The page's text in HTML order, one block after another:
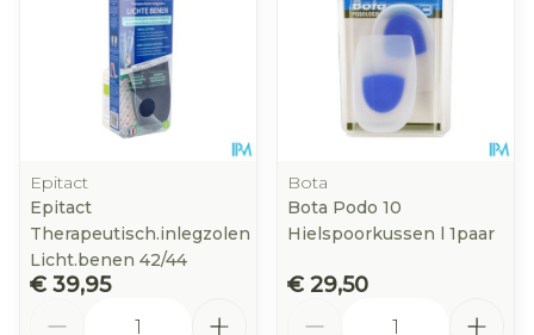
Epitact
Epitact
Therapeutisch.inlegzolen
Licht.benen 42/44
€ 39,95
Bota
Bota Podo 10
Hielspoorkussen l 1paar
€ 29,50